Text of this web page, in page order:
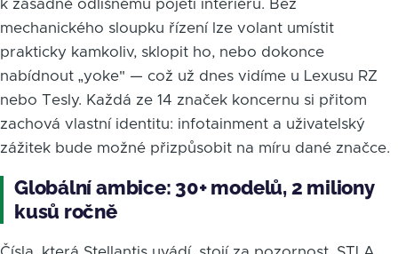
k zásadně odlišnému pojetí interiéru. Bez
mechanického sloupku řízení lze volant umístit
prakticky kamkoliv, sklopit ho, nebo dokonce
nabídnout „yoke" — což už dnes vidíme u Lexusu RZ
nebo Tesly. Každá ze 14 značek koncernu si přitom
zachová vlastní identitu: infotainment a uživatelský
zážitek bude možné přizpůsobit na míru dané značce.
Globální ambice: 30+ modelů, 2 miliony
kusů ročně